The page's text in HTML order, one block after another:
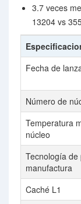
3.7 veces
13204 vs
Fecha de
Número de
Temperatura
núcleo
Tecnología de
manufactura
Caché L1